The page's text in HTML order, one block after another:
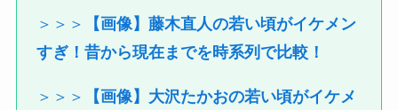
＞＞＞
【画像】藤木直人の若い頃がイケメン
すぎ！昔から現在までを時系列で比較！
＞＞＞
【画像】大沢たかおの若い頃がイケメ